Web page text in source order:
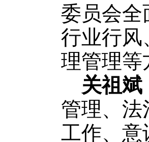
委员会全
行业行风
理管理等
关祖斌
管理、 法
工作、意